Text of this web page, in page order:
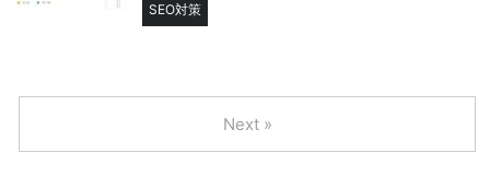
SEO対策
Next »